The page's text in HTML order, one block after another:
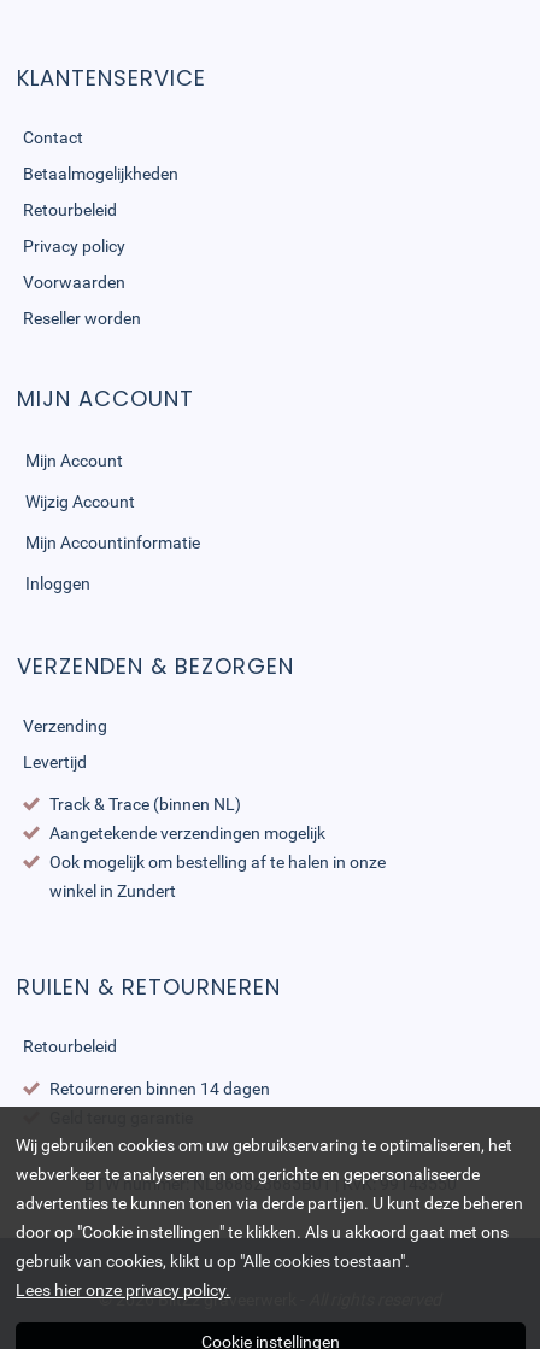
KLANTENSERVICE
Contact
Betaalmogelijkheden
Retourbeleid
Privacy policy
Voorwaarden
Reseller worden
MIJN ACCOUNT
Mijn Account
Wijzig Account
Mijn Accountinformatie
Inloggen
VERZENDEN & BEZORGEN
Verzending
Levertijd
Track & Trace (binnen NL)
Aangetekende verzendingen mogelijk
Ook mogelijk om bestelling af te halen in onze
winkel in Zundert
RUILEN & RETOURNEREN
Retourbeleid
Retourneren binnen 14 dagen
BTW nummer: NL868823685B01 | KvK: 99143550
© 2026BlitZz graveerwerk
Wij gebruiken cookies om uw gebruikservaring te optimaliseren, het
webverkeer te analyseren en om gerichte en gepersonaliseerde
advertenties te kunnen tonen via derde partijen. U kunt deze beheren
door op "Cookie instellingen" te klikken. Als u akkoord gaat met ons
gebruik van cookies, klikt u op "Alle cookies toestaan".
Lees hier onze privacy policy.
Cookie instellingen